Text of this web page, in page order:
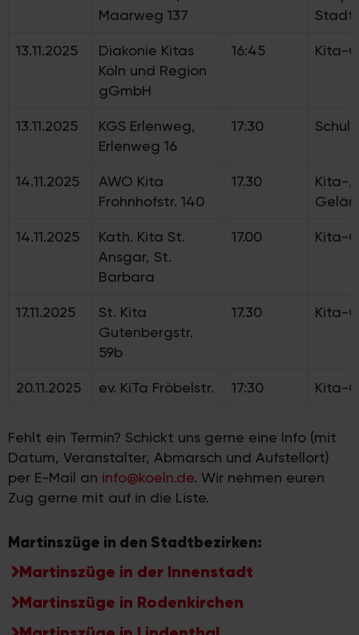
Maarweg 137
13.11.2025
Diakonie Kitas
Köln und Region
gGmbH
16:45 Kita-
13.11.2025
KGS Erlenweg,
Erlenweg 16
17:30
14.11.2025
AWO Kita
Frohnhofstr. 140
17.30
Kita-/
14.11.2025
Kath. Kita St.
Ansgar, St.
Barbara
17.00 Kita-
17.11.2025
St. Kita
Gutenbergstr.
59b
17.30 Kita-
20.11.2025 ev. KiTa Fröbelstr. 17:30 Kita-
Fehlt ein Termin? Schickt uns gerne eine Info (mit
Datum, Veranstalter, Abmarsch und Aufstellort)
per E-Mail an info@koeln.de. Wir nehmen euren
Zug gerne mit auf in die Liste.
Martinszüge in den Stadtbezirken:
Martinszüge in der Innenstadt
Martinszüge in Rodenkirchen